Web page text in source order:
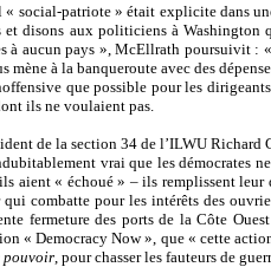
« social-patriote » était explicite dans
et disons aux politiciens à Washington
à aucun pays », McEllrath poursuivit :
mène à la banqueroute avec des
que possible pour les
ils ne voulaient pas.
de la section 34 de l’ILWU Richard
vrai que les démocrates
aient « échoué » – ils remplissent
combatte pour les intérêts des
fermeture des ports de la Côte
« Democracy Now », que « cette
pouvoir , pour chasser les fauteurs de